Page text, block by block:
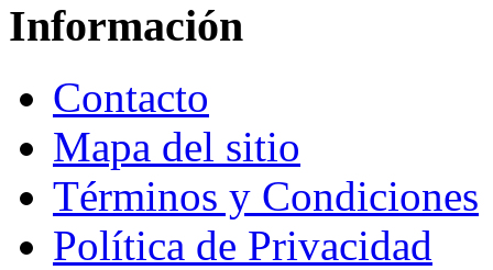
Información
Contacto
Mapa del sitio
Términos y Condiciones
Política de Privacidad